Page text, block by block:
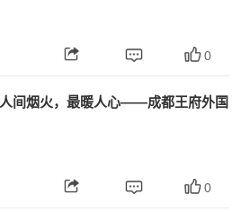
0
人间烟火，最暖人心——成都王府外国
0